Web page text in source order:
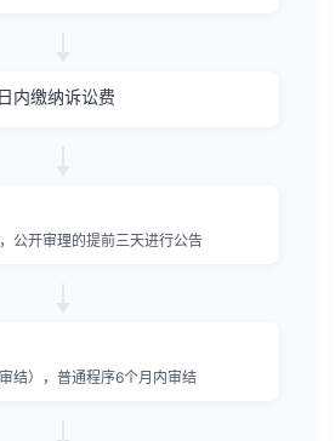
内缴纳诉讼费
公开审理的提前三天进行公告
结），普通程序6个月内审结